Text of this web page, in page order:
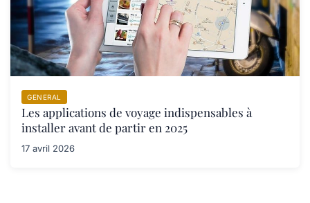
GENERAL
Les applications de voyage indispensables à
installer avant de partir en 2025
17 avril 2026